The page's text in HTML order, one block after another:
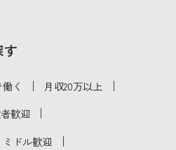
す
く ｜ 月収20万以上 ｜
歓迎 ｜
ミドル歓迎 ｜